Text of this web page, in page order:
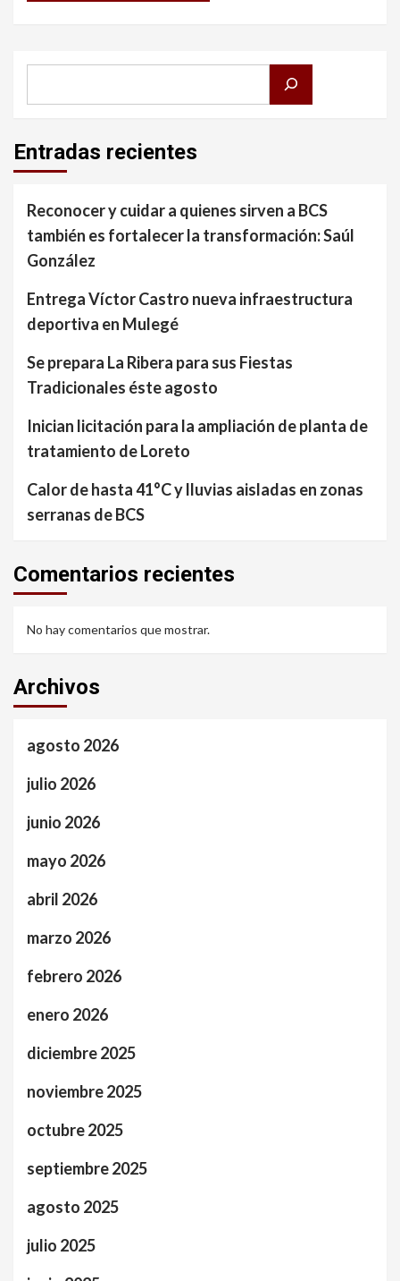
Entradas recientes
Reconocer y cuidar a quienes sirven a BCS
también es fortalecer la transformación: Saúl
González
Entrega Víctor Castro nueva infraestructura
deportiva en Mulegé
Se prepara La Ribera para sus Fiestas
Tradicionales éste agosto
Inician licitación para la ampliación de planta de
tratamiento de Loreto
Calor de hasta 41°C y lluvias aisladas en zonas
serranas de BCS
Comentarios recientes
No hay comentarios que mostrar.
Archivos
agosto 2026
julio 2026
junio 2026
mayo 2026
abril 2026
marzo 2026
febrero 2026
enero 2026
diciembre 2025
noviembre 2025
octubre 2025
septiembre 2025
agosto 2025
julio 2025